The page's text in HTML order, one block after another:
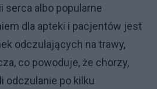
serca albo popularne
dla apteki i pacjentów jest
odczulających na trawy,
co powoduje, że chorzy,
odczulanie po kilku